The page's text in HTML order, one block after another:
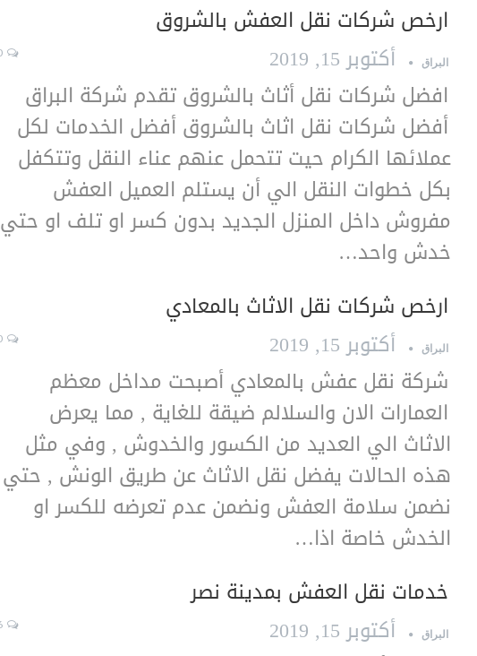
ارخص شركات نقل العفش بالشروق
البراق أكتوبر 15, 2019 0
افضل شركات نقل أثاث بالشروق تقدم شركة البراق
أفضل شركات نقل اثاث بالشروق أفضل الخدمات لكل
عملائها الكرام حيت تتحمل عنهم عناء النقل وتتكفل
بكل خطوات النقل الي أن يستلم العميل العفش
مفروش داخل المنزل الجديد بدون كسر او تلف او حتي
خدش واحد…
ارخص شركات نقل الاثاث بالمعادي
البراق أكتوبر 15, 2019 0
شركة نقل عفش بالمعادي أصبحت مداخل معظم
العمارات الان والسلالم ضيقة للغاية , مما يعرض
الاثاث الي العديد من الكسور والخدوش , وفي مثل
هذه الحالات يفضل نقل الاثاث عن طريق الونش , حتي
نضمن سلامة العفش ونضمن عدم تعرضه للكسر او
الخدش خاصة اذا…
خدمات نقل العفش بمدينة نصر
البراق أكتوبر 15, 2019 6